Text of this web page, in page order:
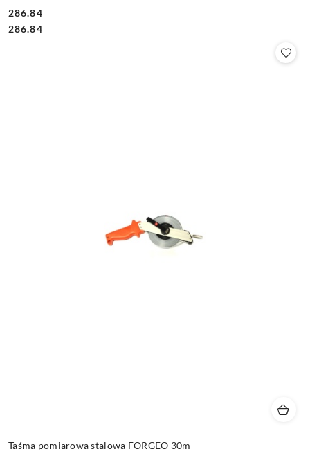
Cena:
286.84
Cena:
286.84
Taśma pomiarowa stalowa FORGEO 30m